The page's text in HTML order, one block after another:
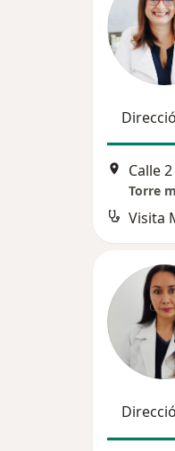
Calle
Torre
Visita